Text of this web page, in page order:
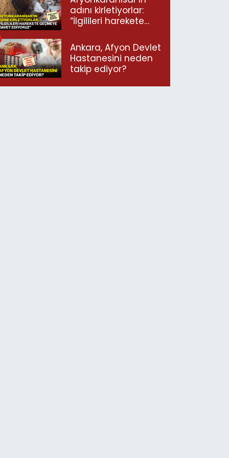
adını kirletiyorlar:
“İlgilileri harekete
ediyoruz”
Ankara, Afyon Devlet
Hastanesini neden
takip ediyor?